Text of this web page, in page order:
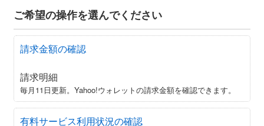
ご希望の操作を選んでください
請求金額の確認
請求明細
毎月11日更新。Yahoo!ウォレットの請求金額を確認できます。
有料サービス利用状況の確認